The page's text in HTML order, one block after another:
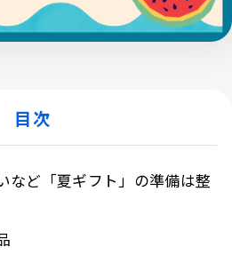
目次
など「夏ギフト」の準備は整